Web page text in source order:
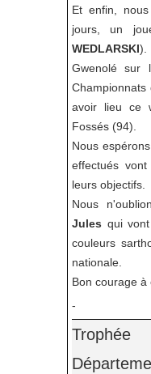
Et enfin,
jours, un
WEDLARSKI).
Gwenolé sur
avoir lieu ce
Fossés (94).
Nous
effectués
leurs objectifs.
Nous
Jules qui
couleurs
nationale.
Bon courage à
-